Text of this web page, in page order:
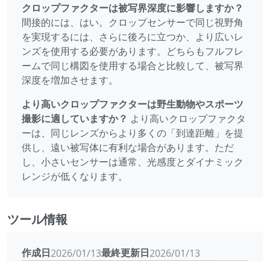
クロップファクターは被写界深度に影響しますか？
間接的には、はい。クロップセンサーで同じ視野角
を実現するには、さらに後ろに立つか、より広いレ
ンズを使用する必要があります。どちらもフルフレ
ームで同じ構図を使用する場合と比較して、被写界
深度を増加させます。
より高いクロップファクターは野生動物やスポーツ
撮影に適していますか？ より高いクロップファクタ
ーは、同じレンズからより多くの「到達距離」を提
供し、遠い被写体に有利な場合があります。ただ
し、小さいセンサーは通常、光感度とダイナミック
レンジが低くなります。
ツール情報
作成日2026/01/13最終更新日2026/01/13